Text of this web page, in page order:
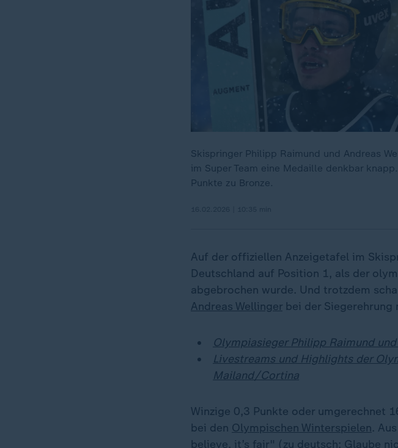
Skispringer Philipp Raimund und Andreas
im Super Team eine Medaille denkbar
Punkte zu Bronze.
Auf der offiziellen Anzeigetafel im
Deutschland auf Position 1, als der
abgebrochen wurde. Und trotzdem
Andreas Wellinger bei der Siegerehrung
Olympiasieger Philipp Raimund
Livestreams und Highlights der
Mailand/Cortina
Winzige 0,3 Punkte oder umgerechnet
bei den Olympischen Winterspielen.
believe, it’s fair" (zu deutsch: Glaube